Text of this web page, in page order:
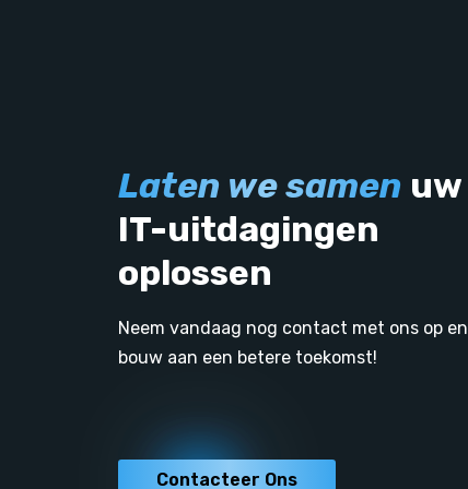
Laten we samen uw
IT-uitdagingen
oplossen
Neem vandaag nog contact met ons op en
bouw aan een betere toekomst!
Contacteer Ons